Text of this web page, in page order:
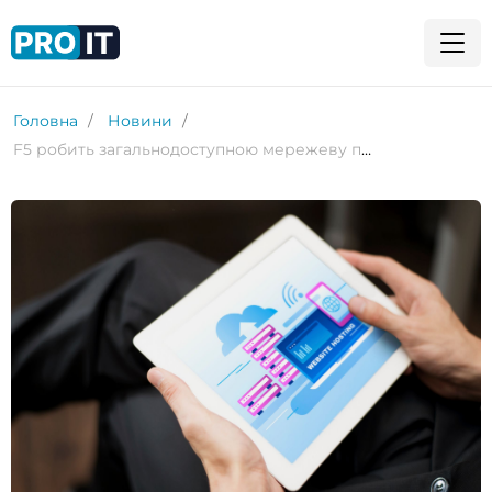
Головна
Новини
F5 робить загальнодоступною мережеву платформу застосунків NGINX One